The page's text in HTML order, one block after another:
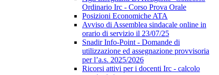
Ordinario Irc - Corso Prova Orale
Posizioni Economiche ATA
Avviso di Assemblea sindacale online in
orario di servizio il 23/07/25
Snadir Info-Point - Domande di
utilizzazione ed assegnazione provvisoria
per l’a.s. 2025/2026
Ricorsi attivi per i docenti Irc - calcolo